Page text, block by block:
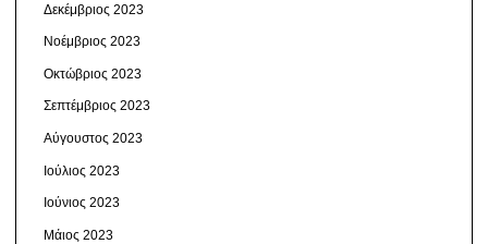
Δεκέμβριος 2023
Νοέμβριος 2023
Οκτώβριος 2023
Σεπτέμβριος 2023
Αύγουστος 2023
Ιούλιος 2023
Ιούνιος 2023
Μάιος 2023